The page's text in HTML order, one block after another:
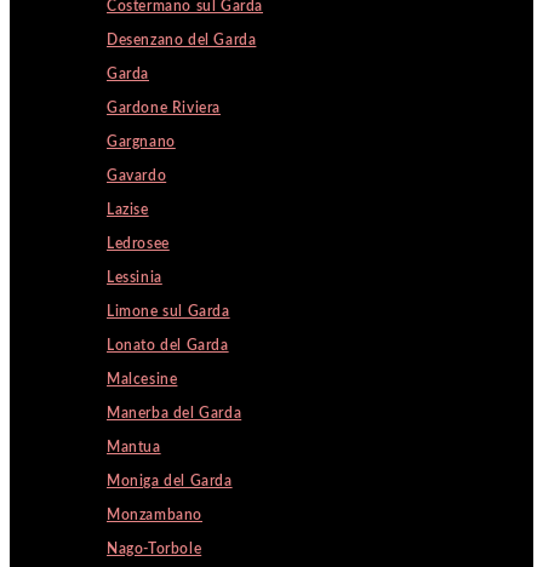
Costermano sul Garda
Desenzano del Garda
Garda
Gardone Riviera
Gargnano
Gavardo
Lazise
Ledrosee
Lessinia
Limone sul Garda
Lonato del Garda
Malcesine
Manerba del Garda
Mantua
Moniga del Garda
Monzambano
Nago-Torbole